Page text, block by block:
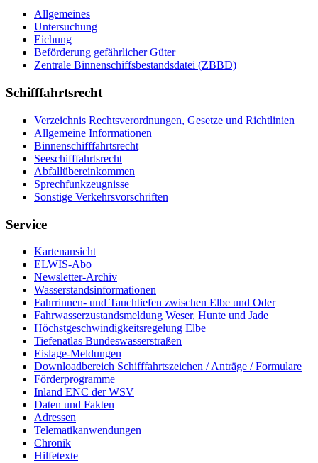
Allgemeines
Untersuchung
Eichung
Beförderung gefährlicher Güter
Zentrale Binnenschiffsbestandsdatei (ZBBD)
Schifffahrtsrecht
Verzeichnis Rechtsverordnungen, Gesetze und Richtlinien
Allgemeine Informationen
Binnenschifffahrtsrecht
Seeschifffahrtsrecht
Abfallübereinkommen
Sprechfunkzeugnisse
Sonstige Verkehrsvorschriften
Service
Kartenansicht
ELWIS-Abo
Newsletter-Archiv
Wasserstandsinformationen
Fahrrinnen- und Tauchtiefen zwischen Elbe und Oder
Fahrwasserzustandsmeldung Weser, Hunte und Jade
Höchstgeschwindigkeitsregelung Elbe
Tiefenatlas Bundeswasserstraßen
Eislage-Meldungen
Downloadbereich Schifffahrtszeichen / Anträge / Formulare
Förderprogramme
Inland ENC der WSV
Daten und Fakten
Adressen
Telematikanwendungen
Chronik
Hilfetexte